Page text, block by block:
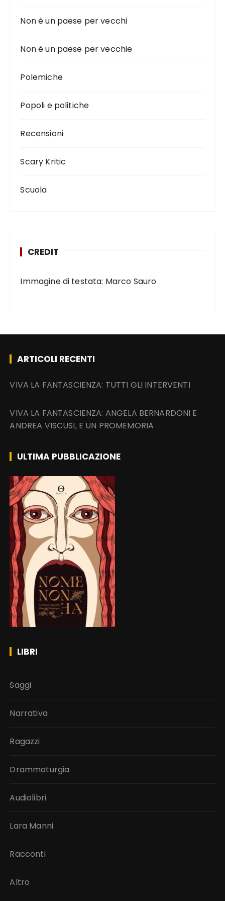
Non è un paese per vecchi
Non è un paese per vecchie
Polemiche
Popoli e politiche
Recensioni
Scary Kritic
Scuola
CREDIT
Immagine di testata: Marco Sauro
ARTICOLI RECENTI
VIVA LA FANTASCIENZA: TUTTI GLI INTERVENTI
VIVA LA FANTASCIENZA: ANGELA BERNARDONI E
ANDREA VISCUSI, E UN PROMEMORIA
ULTIMA PUBBLICAZIONE
LIBRI
Saggi
Narrativa
Ragazzi
Drammaturgia
Audiolibri
Lara Manni
Racconti
Altro